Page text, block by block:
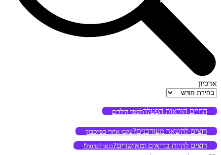
ארכיון
ארכיון
החיים הוראות הפעלהלספר הילדים
רוצים להשאר מעודכנים?עקבו אחרי בפייסבוק
רוצים להיות בריאים ומאושרים?בואו לטיפול!